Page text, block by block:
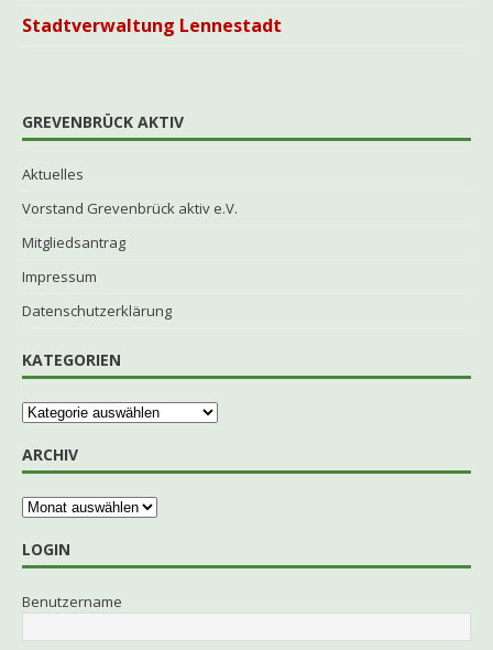
Stadtverwaltung Lennestadt
GREVENBRÜCK AKTIV
Aktuelles
Vorstand Grevenbrück aktiv e.V.
Mitgliedsantrag
Impressum
Datenschutzerklärung
KATEGORIEN
ARCHIV
LOGIN
Benutzername